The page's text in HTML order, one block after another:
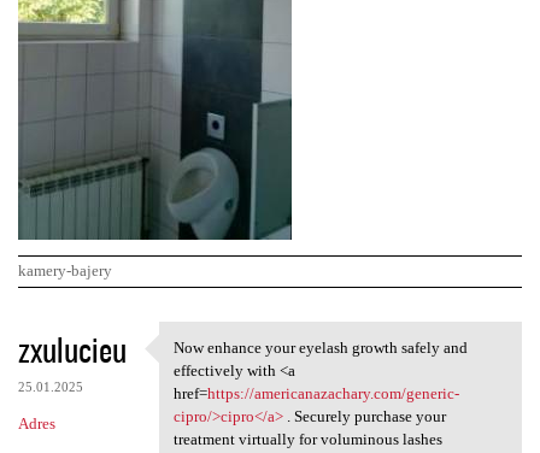
kamery-bajery
K
o
m
e
zxulucieu
25.01.2025
Adres
Now enhance your eyelash
Now enhance your eyelash growth safely and
effectively with <a
href=https://americanazachary.com/generic-
cipro/>cipro</a>. Securely purchase your
treatment virtually for voluminous lashes